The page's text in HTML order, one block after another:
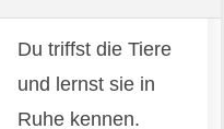
Du triffst die Tiere
und lernst sie in
Ruhe kennen.